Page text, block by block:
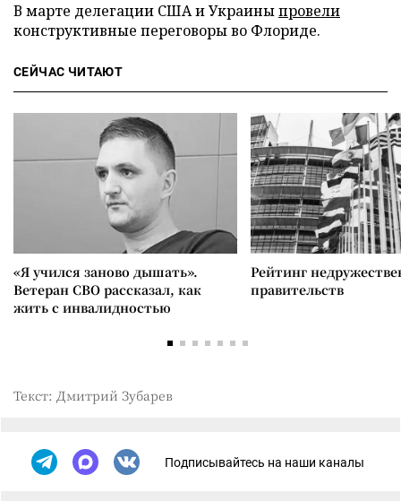
В марте делегации США и Украиныпровели
конструктивные переговоры во Флориде.
СЕЙЧАС ЧИТАЮТ
«Я учился заново дышать».
Ветеран СВО рассказал, как
жить с инвалидностью
Рейтинг
правительств
Текст: Дмитрий Зубарев
Подписывайтесь на наши каналы